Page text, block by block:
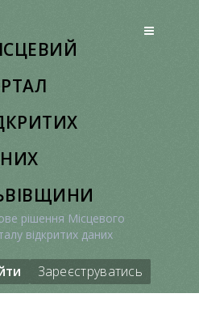
рішення Місцевого
відкритих даних
Зареєструватись